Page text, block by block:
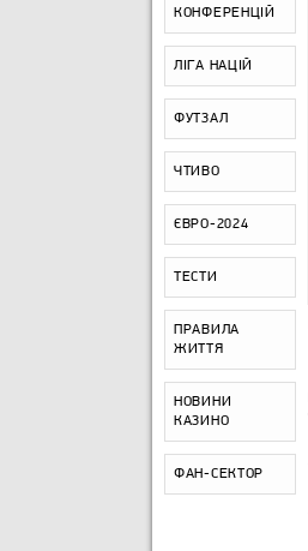
КОНФЕРЕНЦІЙ
ЛІГА НАЦІЙ
ФУТЗАЛ
ЧТИВО
ЄВРО-2024
ТЕСТИ
ПРАВИЛА
ЖИТТЯ
НОВИНИ
КАЗИНО
ФАН-СЕКТОР